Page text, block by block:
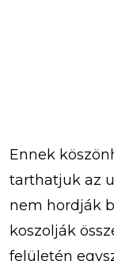
Ennek
tarthatjuk az
nem hordják
koszolják
felületén